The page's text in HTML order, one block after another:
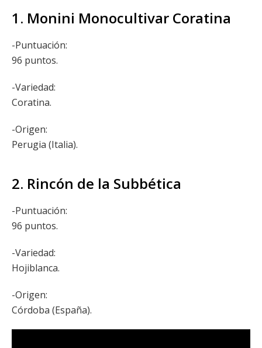
1. Monini Monocultivar Coratina
-Puntuación:
96 puntos.
-Variedad:
Coratina.
-Origen:
Perugia (Italia).
2. Rincón de la Subbética
-Puntuación:
96 puntos.
-Variedad:
Hojiblanca.
-Origen:
Córdoba (España).